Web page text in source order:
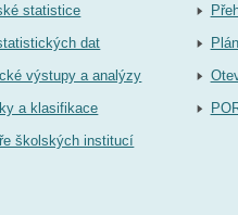
statistice
dat
výstupy a analýzy
a klasifikace
školských institucí